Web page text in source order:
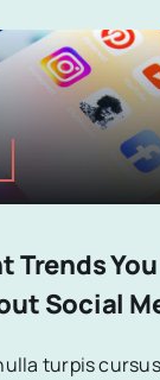
You
Social
turpis